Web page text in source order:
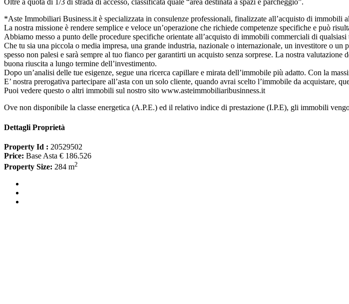
Oltre a quota di 1/3 di strada di accesso, classificata quale “area destinata a spazi e parcheggio”.
*Aste Immobiliari Business.it è specializzata in consulenze professionali, finalizzate all’acquisto di immobili
La nostra missione è rendere semplice e veloce un’operazione che richiede competenze specifiche e può
Abbiamo messo a punto delle procedure specifiche orientate all’acquisto di immobili commerciali di
Che tu sia una piccola o media impresa, una grande industria, nazionale o internazionale, un investitore o
spesso non palesi e sarà sempre al tuo fianco per garantirti un acquisto senza sorprese. La nostra
buona riuscita a lungo termine dell’investimento.
Dopo un’analisi delle tue esigenze, segue una ricerca capillare e mirata dell’immobile più adatto. Con la
E’ nostra prerogativa partecipare all’asta con un solo cliente, quando avrai scelto l’immobile da acquistare,
Puoi vedere questo o altri immobili sul nostro sito www.asteimmobiliaribusinness.it
Ove non disponibile la classe energetica (A.P.E.) ed il relativo indice di prestazione (I.P.E), gli immobili
Dettagli Proprietà
Property Id : 20529502
Price: Base Asta € 186.526
Property Size: 284 m2